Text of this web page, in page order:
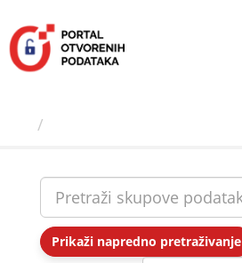
sadržaj
Prikaži napredno pretraživanje